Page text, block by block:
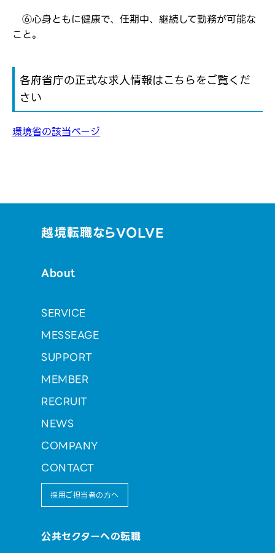
⑥心身ともに健康で、任期中、継続して勤務が可能な
こと。
各府省庁の正式な求人情報はこちらをご覧くだ
さい
環境省の該当ページ
越境転職ならVOLVE
About
SERVICE
MESSEAGE
SUPPORT
MEMBER
RECRUIT
NEWS
COMPANY
CONTACT
採用ご担当者の方へ
公共セクターへの転職